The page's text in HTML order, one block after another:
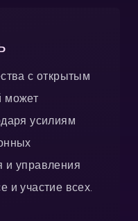
с открытым
может
усилиям
и управления
и участие всех.